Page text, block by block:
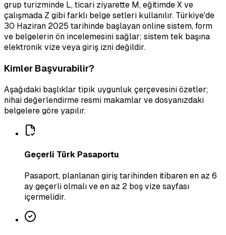
grup turizminde L, ticari ziyarette M, eğitimde X ve
çalışmada Z gibi farklı belge setleri kullanılır. Türkiye'de
30 Haziran 2025 tarihinde başlayan online sistem, form
ve belgelerin ön incelemesini sağlar; sistem tek başına
elektronik vize veya giriş izni değildir.
Kimler Başvurabilir?
Aşağıdaki başlıklar tipik uygunluk çerçevesini özetler;
nihai değerlendirme resmi makamlar ve dosyanızdaki
belgelere göre yapılır.
Geçerli Türk Pasaportu
Pasaport, planlanan giriş tarihinden itibaren en az 6
ay geçerli olmalı ve en az 2 boş vize sayfası
içermelidir.